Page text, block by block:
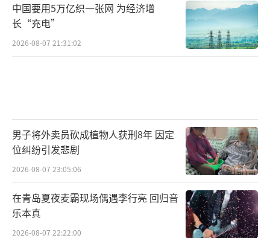
中国要用5万亿织一张网 为经济增
长“充电”
2026-08-07 21:31:02
男子将外卖员砍成植物人获刑8年 因定
位纠纷引发悲剧
2026-08-07 23:05:06
在青岛夏夜麦霸现场偶遇李行亮 回归音
乐本真
2026-08-07 22:22:00